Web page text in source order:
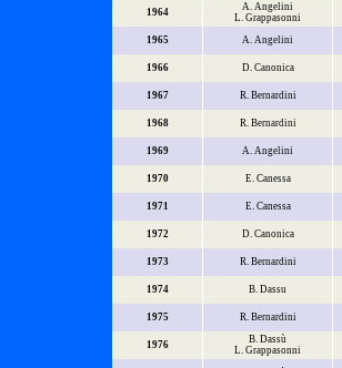
1964
A. Angelini
L. Grappasonni
1965
A. Angelini
1966 D. Canonica
1967 R. Bernardini
1968 R. Bernardini
1969 A. Angelini
1970 E. Canessa
1971 E. Canessa
1972 D. Canonica
1973 R. Bernardini
1974 B. Dassu
1975 R. Bernardini
1976
B. Dassù
L. Grappasonni